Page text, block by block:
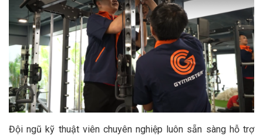
Đội ngũ kỹ thuật viên chuyên nghiệp luôn sẵn sàng hỗ trợ